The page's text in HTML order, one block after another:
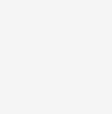
TUBE 10 ML